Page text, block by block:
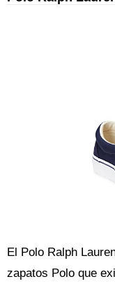
El Polo Ralph
zapatos Polo que